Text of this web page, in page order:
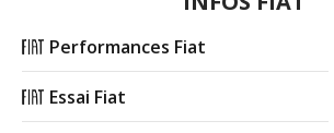
Performances Fiat
Essai Fiat